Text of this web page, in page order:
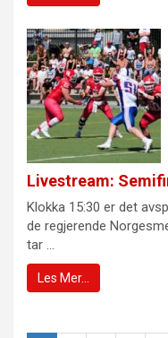
Livestream:
Klokka 15:30 er det
de regjerende
tar ...
Les Mer…